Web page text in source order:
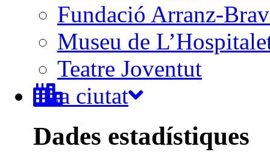
Fundació Arranz-
Museu de
Teatre Joventut
La ciutat
Dades estadístiques